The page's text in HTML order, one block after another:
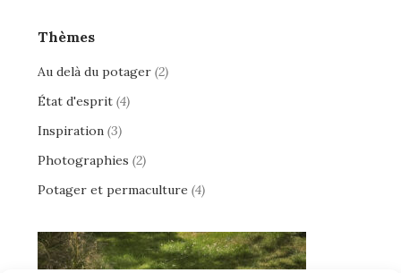
Thèmes
Au delà du potager (2)
État d'esprit (4)
Inspiration (3)
Photographies (2)
Potager et permaculture (4)